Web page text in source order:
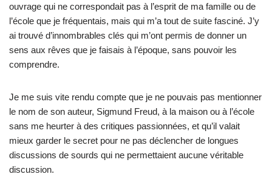
ouvrage qui ne correspondait pas à l’esprit de ma famille ou de
l’école que je fréquentais, mais qui m’a tout de suite fasciné. J’y
ai trouvé d’innombrables clés qui m’ont permis de donner un
sens aux rêves que je faisais à l’époque, sans pouvoir les
comprendre.
Je me suis vite rendu compte que je ne pouvais pas mentionner
le nom de son auteur, Sigmund Freud, à la maison ou à l’école
sans me heurter à des critiques passionnées, et qu’il valait
mieux garder le secret pour ne pas déclencher de longues
discussions de sourds qui ne permettaient aucune véritable
discussion.